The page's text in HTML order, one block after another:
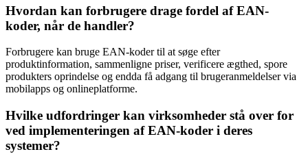
Hvordan kan forbrugere drage fordel af EAN-
koder, når de handler?
Forbrugere kan bruge EAN-koder til at søge efter
produktinformation, sammenligne priser, verificere ægthed, spore
produkters oprindelse og endda få adgang til brugeranmeldelser via
mobilapps og onlineplatforme.
Hvilke udfordringer kan virksomheder stå over for
ved implementeringen af EAN-koder i deres
systemer?